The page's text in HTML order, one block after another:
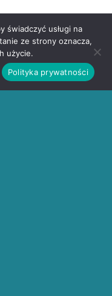
świadczyć usługi na
ze strony oznacza,
użycie.
Polityka prywatności